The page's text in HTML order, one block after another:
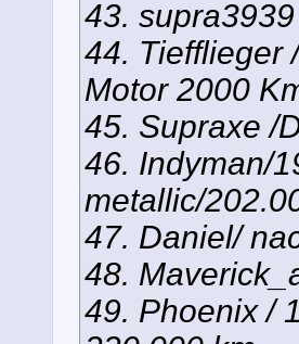
43.
44. Tiefflieger
Motor 2000
45. Supraxe /
46. Indyman/
metallic/
47. Daniel/
48.
49. Phoenix /